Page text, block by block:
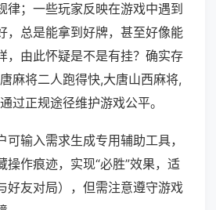
律；一些玩家反映在游戏中遇到
，总是能拿到好牌，甚至好像能
，由此怀疑是不是有挂？确实存
麻将二人跑得快,大唐山西麻将,
过正规途径维护游戏公平。
可输入需求生成专用辅助工具，
操作痕迹，实现“必胜”效果，适
好友对局），但需注意遵守游戏